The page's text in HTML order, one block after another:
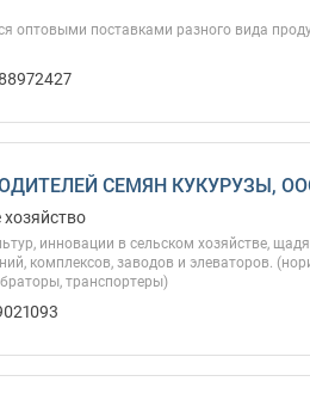
оптовыми поставками разного вида
СЕМЯН КУКУРУЗЫ,
инновации в сельском хозяйстве,
комплексов, заводов и элеваторов.
транспортеры)